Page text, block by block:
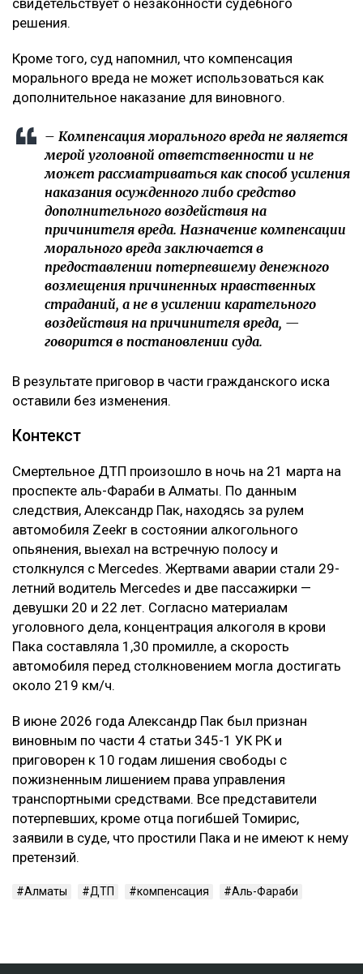
свидетельствует о незаконности судебного
решения.
Кроме того, суд напомнил, что компенсация
морального вреда не может использоваться как
дополнительное наказание для виновного.
– Компенсация морального вреда не является
мерой уголовной ответственности и не
может рассматриваться как способ усиления
наказания осужденного либо средство
дополнительного воздействия на
причинителя вреда. Назначение компенсации
морального вреда заключается в
предоставлении потерпевшему денежного
возмещения причиненных нравственных
страданий, а не в усилении карательного
воздействия на причинителя вреда, —
говорится в постановлении суда.
В результате приговор в части гражданского иска
оставили без изменения.
Контекст
Смертельное ДТП произошло в ночь на 21 марта на
проспекте аль-Фараби в Алматы. По данным
следствия, Александр Пак, находясь за рулем
автомобиля Zeekr в состоянии алкогольного
опьянения, выехал на встречную полосу и
столкнулся с Mercedes. Жертвами аварии стали 29-
летний водитель Mercedes и две пассажирки —
девушки 20 и 22 лет. Согласно материалам
уголовного дела, концентрация алкоголя в крови
Пака составляла 1,30 промилле, а скорость
автомобиля перед столкновением могла достигать
около 219 км/ч.
В июне 2026 года Александр Пак был признан
виновным по части 4 статьи 345-1 УК РК и
приговорен к 10 годам лишения свободы с
пожизненным лишением права управления
транспортными средствами. Все представители
потерпевших, кроме отца погибшей Томирис,
заявили в суде, что простили Пака и не имеют к нему
претензий.
Алматы ДТП компенсация Аль-Фараби